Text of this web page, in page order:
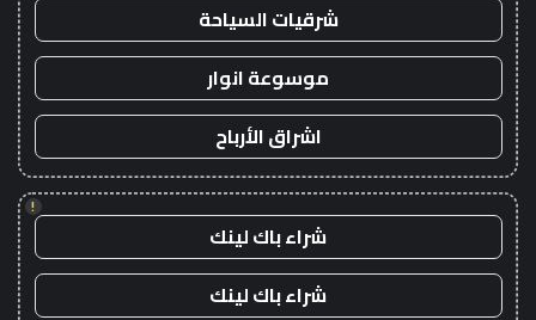
شرقيات السياحة
موسوعة انوار
اشراق الأرباح
!
شراء باك لينك
شراء باك لينك